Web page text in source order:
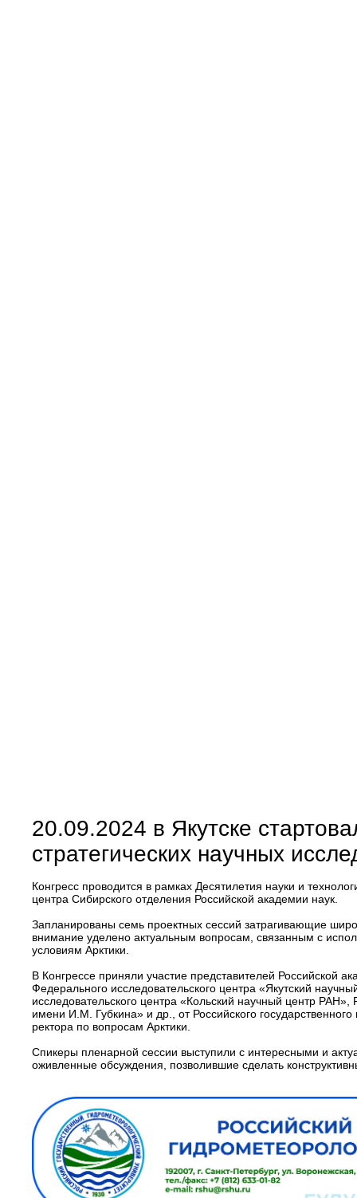
20.09.2024 в Якутске
стратегических научных
Конгресс проводится в рамках Десятилетия науки и
центра Сибирского отделения Российской академии наук.
Запланированы семь проектных сессий затрагивающие
внимание уделено актуальным вопросам, связанным с
условиям Арктики.
В Конгрессе приняли участие представителей Российской
Федерального исследовательского центра «Якутский
исследовательского центра «Кольский научный центр РАН»,
имени И.М. Губкина» и др., от Российского
ректора по вопросам Арктики.
Спикеры пленарной сессии выступили с интересными и
оживленные обсуждения, позволившие сделать